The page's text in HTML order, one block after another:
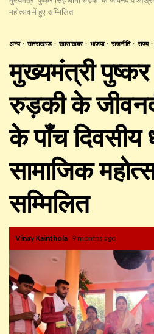
महोत्सव में हुए सम्मिलित
अन्य उत्तराखण्ड खास खबर भाजपा राजनीति राज्य
मुख्यमंत्री पुष्कर
रुड़की के
के पाँच दिवसीय
सामाजिक
सम्मिलित
Vinay Kainthola 9 months ago